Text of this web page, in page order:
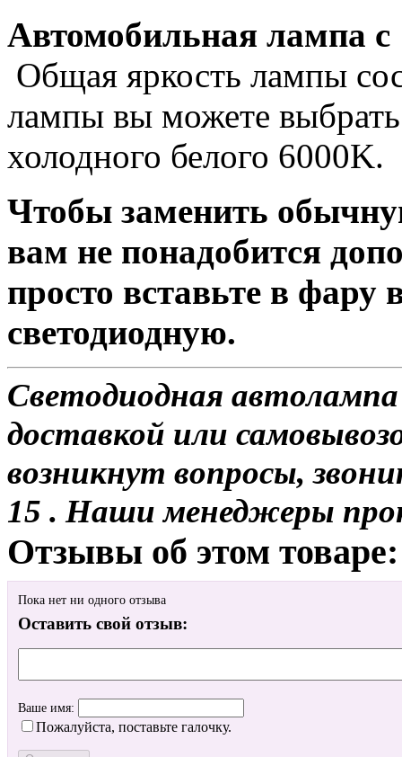
Автомобильная лампа
Общая яркость лампы
лампы вы можете
холодного белого 6000K.
Чтобы заменить
вам не понадобится
просто вставьте в
светодиодную.
Светодиодная
доставкой или
возникнут вопросы,
15 . Наши менеджеры
Отзывы об этом товаре:
Пока нет ни одного отзыва
Оставить свой отзыв:
Ваше имя:
Пожалуйста, поставьте галочку.